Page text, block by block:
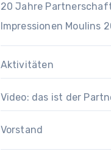
20 Jahre
Impressionen Moulins
Aktivitäten
Video: das ist der
Vorstand